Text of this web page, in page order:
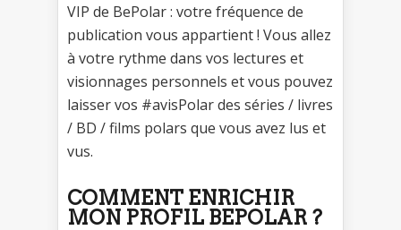
VIP de BePolar : votre fréquence de
publication vous appartient ! Vous allez
à votre rythme dans vos lectures et
visionnages personnels et vous pouvez
laisser vos #avisPolar des séries / livres
/ BD / films polars que vous avez lus et
vus.
COMMENT ENRICHIR
MON PROFIL BEPOLAR ?